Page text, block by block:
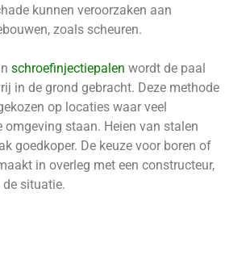
kunnen veroorzaken aan
zoals scheuren.
schroefinjectiepalen wordt de paal
in de grond gebracht. Deze methode
op locaties waar veel
omgeving staan. Heien van stalen
goedkoper. De keuze voor boren of
in overleg met een constructeur,
situatie.